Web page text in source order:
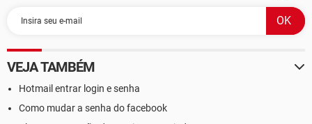
VEJA TAMBÉM
Hotmail entrar login e senha
Como mudar a senha do facebook